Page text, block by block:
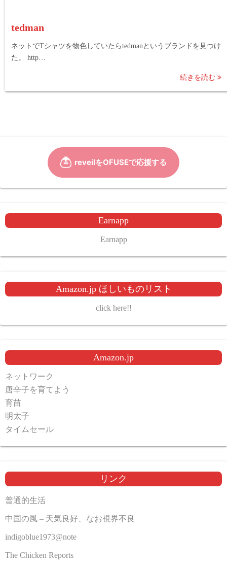
tedman
ネットでTシャツを物色していたらtedmanというブランドを見つけ
た。 http…
続きを読む
Earnapp
Earnapp
Amazon.jp ほしいものリスト
click here!!
Amazon.jp
ネットワーク
唐辛子を育てよう
育苗
明太子
タイムセール
リンク
普通的生活
中国の風 – 天気良好、なお視界不良
indigoblue1973@note
The Chicken Reports